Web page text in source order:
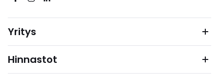
Yritys
Hinnastot